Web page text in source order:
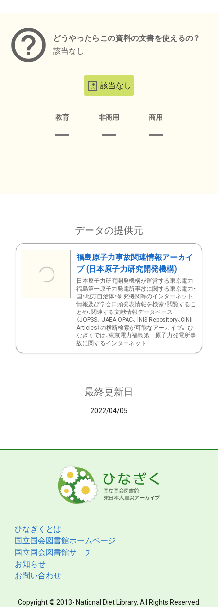
どうやったらこの資料の文書を使えるの？
該当なし
該当なし
教育 非商用 商用
データの提供元
福島原子力事故関連情報アーカイ
ブ (日本原子力研究開発機構)
日本原子力研究開発機構が運営する東京電力
福島第一原子力発電所事故に関する東京電力・
国・地方自治体・研究機関等のインターネット
情報及び学会口頭発表情報を検索・閲覧するこ
とや、関連する文献情報データベース
（JOPSS、 JAEA OPAC、 INIS Repository、CiNii
Articles）の横断検索が可能なアーカイブ。 ひ
なぎくでは、東京電力福島第一原子力発電所事
故に関するインターネット...
最終更新日
2022/04/05
ひなぎくとは
国立国会図書館ホームページ
国立国会図書館サーチ
お知らせ
お問い合わせ
Copyright © 2013- National Diet Library. All Rights Reserved.